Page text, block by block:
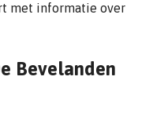
met informatie over
Bevelanden